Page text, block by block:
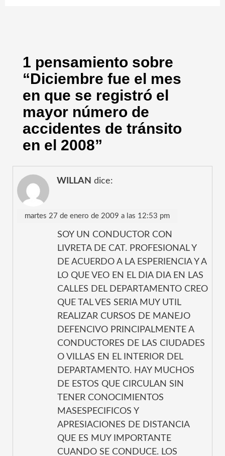
1 pensamiento sobre
“Diciembre fue el mes
en que se registró el
mayor número de
accidentes de tránsito
en el 2008”
WILLAN dice:
martes 27 de enero de 2009 a las 12:53 pm
SOY UN CONDUCTOR CON
LIVRETA DE CAT. PROFESIONAL Y
DE ACUERDO A LA ESPERIENCIA Y A
LO QUE VEO EN EL DIA DIA EN LAS
CALLES DEL DEPARTAMENTO CREO
QUE TAL VES SERIA MUY UTIL
REALIZAR CURSOS DE MANEJO
DEFENCIVO PRINCIPALMENTE A
CONDUCTORES DE LAS CIUDADES
O VILLAS EN EL INTERIOR DEL
DEPARTAMENTO. HAY MUCHOS
DE ESTOS QUE CIRCULAN SIN
TENER CONOCIMIENTOS
MASESPECIFICOS Y
APRESIACIONES DE DISTANCIA
QUE ES MUY IMPORTANTE
CUANDO SE CONDUCE. LOS